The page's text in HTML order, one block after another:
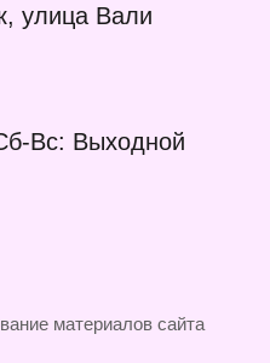
улица Вали
Вс: Выходной
материалов сайта